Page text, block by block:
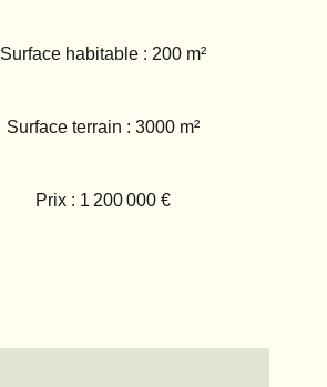
Surface habitable : 200 m²
Surface terrain : 3000 m²
Prix : 1 200 000 €